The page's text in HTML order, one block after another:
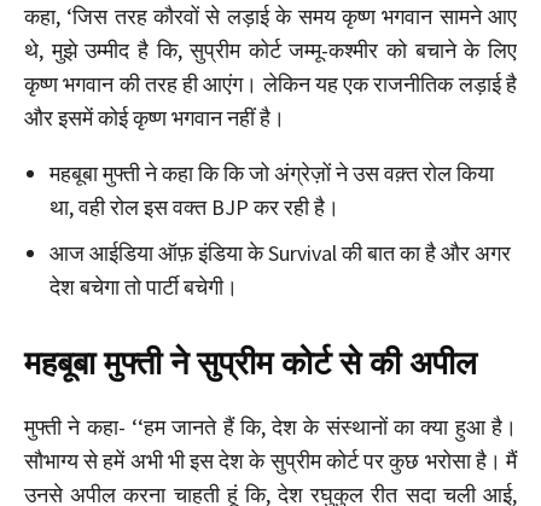
कहा, ‘जिस तरह कौरवों से लड़ाई के समय कृष्ण भगवान सामने आए
थे, मुझे उम्मीद है कि, सुप्रीम कोर्ट जम्मू-कश्मीर को बचाने के लिए
कृष्ण भगवान की तरह ही आएंग। लेकिन यह एक राजनीतिक लड़ाई है
और इसमें कोई कृष्ण भगवान नहीं है।
महबूबा मुफ्ती ने कहा कि कि जो अंग्रेज़ों ने उस वक़्त रोल किया
था, वही रोल इस वक्त BJP कर रही है।
आज आईडिया ऑफ़ इंडिया के Survival की बात का है और अगर
देश बचेगा तो पार्टी बचेगी।
महबूबा मुफ्ती ने सुप्रीम कोर्ट से की अपील
मुफ्ती ने कहा- ‘‘हम जानते हैं कि, देश के संस्थानों का क्या हुआ है।
सौभाग्य से हमें अभी भी इस देश के सुप्रीम कोर्ट पर कुछ भरोसा है। मैं
उनसे अपील करना चाहती हूं कि, देश रघुकुल रीत सदा चली आई,